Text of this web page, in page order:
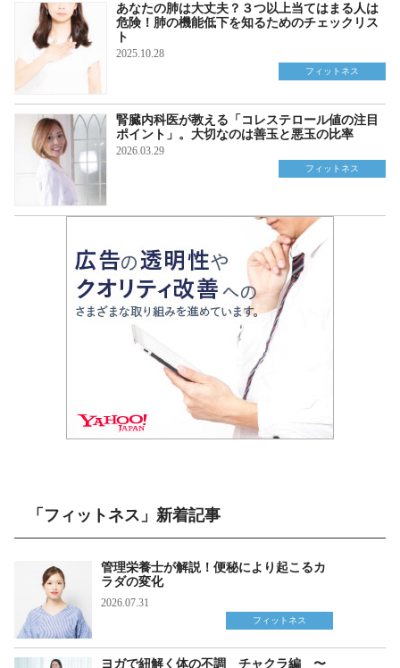
あなたの肺は大丈夫？３つ以上当てはまる人は
危険！肺の機能低下を知るためのチェックリス
ト
2025.10.28
フィットネス
腎臓内科医が教える「コレステロール値の注目
ポイント」。大切なのは善玉と悪玉の比率
2026.03.29
フィットネス
「フィットネス」新着記事
管理栄養士が解説！便秘により起こるカ
ラダの変化
2026.07.31
フィットネス
ヨガで紐解く体の不調 チャクラ編 〜